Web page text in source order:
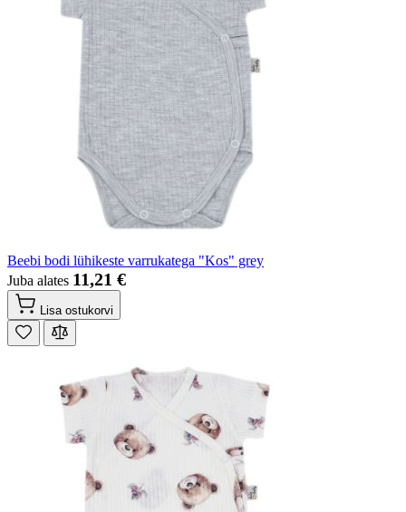
Beebi bodi lühikeste varrukatega "Kos" grey
Juba alates 11,21 €
Lisa ostukorvi